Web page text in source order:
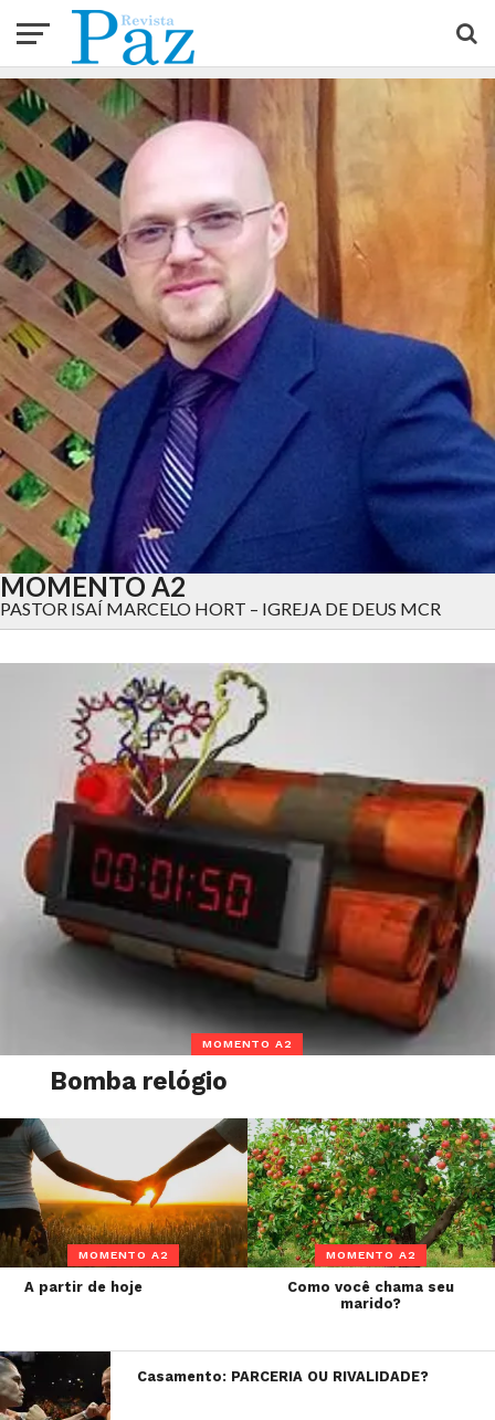
MOMENTO A2
PASTOR ISAÍ MARCELO HORT – IGREJA DE DEUS MCR
MOMENTO A2
Bomba relógio
MOMENTO A2
A partir de hoje
MOMENTO A2
Como você chama seu
marido?
Casamento: PARCERIA OU RIVALIDADE?